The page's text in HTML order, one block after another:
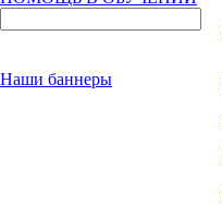
Наши баннеры